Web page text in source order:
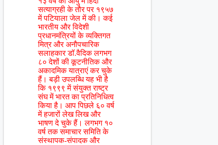
सत्याग्रही के तौर पर १९५७
में पटियाला जेल में की। कई
भारतीय और विदेशी
प्रधानमंत्रियों के व्यक्तिगत
मित्र और अनौपचारिक
सलाहकार डॉ.वैदिक लगभग
८० देशों की कूटनीतिक और
अकादमिक यात्राएं कर चुके
हैं। बड़ी उपलब्धि यह भी है
कि १९९९ में संयुक्त राष्ट्र
संघ में भारत का प्रतिनिधित्व
किया है। आप पिछले ६० वर्ष
में हजारों लेख लिख और
भाषण दे चुके हैं। लगभग १०
वर्ष तक समाचार समिति के
संस्थापक-संपादक और